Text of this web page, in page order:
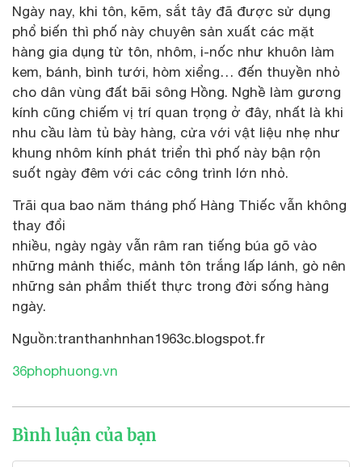
Ngày nay, khi tôn, kẽm, sắt tây đã được sử dụng
phổ biến thì phố này chuyên sản xuất các mặt
hàng gia dụng từ tôn, nhôm, i-nốc như khuôn làm
kem, bánh, bình tưới, hòm xiểng… đến thuyền nhỏ
cho dân vùng đất bãi sông Hồng. Nghề làm gương
kính cũng chiếm vị trí quan trọng ở đây, nhất là khi
nhu cầu làm tủ bày hàng, cửa với vật liệu nhẹ như
khung nhôm kính phát triển thì phố này bận rộn
suốt ngày đêm với các công trình lớn nhỏ.
Trãi qua bao năm tháng phố Hàng Thiếc vẫn không
thay đổi
nhiều, ngày ngày vẫn râm ran tiếng búa gõ vào
những mảnh thiếc, mảnh tôn trắng lấp lánh, gò nên
những sản phẩm thiết thực trong đời sống hàng
ngày.
Nguồn:tranthanhnhan1963c.blogspot.fr
36phophuong.vn
Bình luận của bạn